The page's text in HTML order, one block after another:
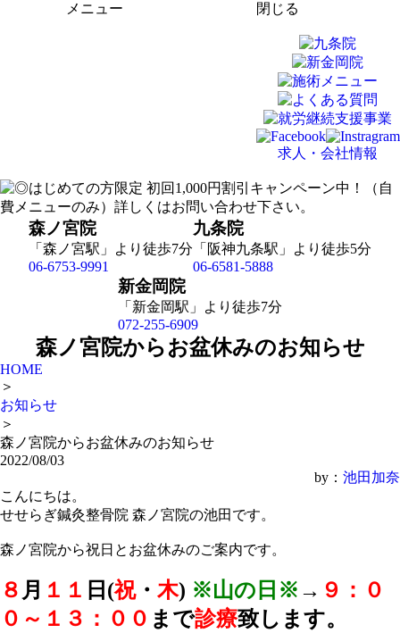
メニュー 閉じる
求人・会社情報
森ノ宮院
「森ノ宮駅」より徒歩7分
06-6753-9991
九条院
「阪神九条駅」より徒歩5分
06-6581-5888
新金岡院
「新金岡駅」より徒歩7分
072-255-6909
森ノ宮院からお盆休みのお知らせ
HOME
＞
お知らせ
＞
森ノ宮院からお盆休みのお知らせ
2022/08/03
by： 池田加奈
こんにちは。
せせらぎ鍼灸整骨院 森ノ宮院の池田です。
森ノ宮院から祝日とお盆休みのご案内です。
８ 月 １１ 日(祝・ 木) ※山の日※ → ９：０
０～１３：００ まで診療致します。